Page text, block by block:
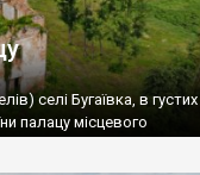
селі Бугаївка, в густих
палацу місцевого